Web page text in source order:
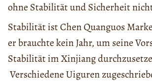
ohne Stabilität und Sicherheit
Stabilität ist Chen Quanguos
er brauchte kein Jahr, um seine
Stabilität im Xinjiang
Verschiedene Uiguren